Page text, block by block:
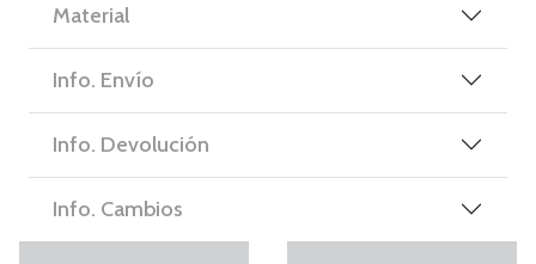
Material
Info. Envío
Info. Devolución
Info. Cambios